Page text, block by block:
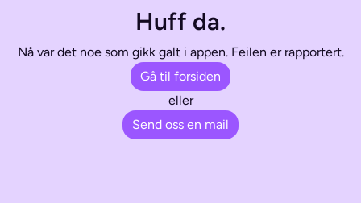
Huff da.
Nå var det noe som gikk galt i appen. Feilen er rapportert.
Gå til forsiden
eller
Send oss en mail